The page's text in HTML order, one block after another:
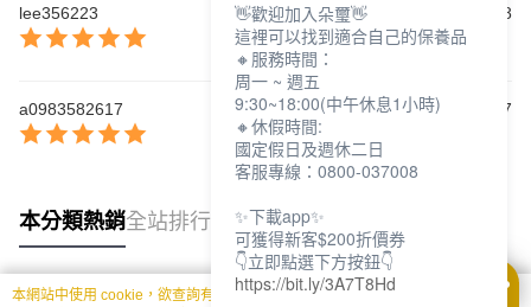
lee356223
2025/01/18
a0983582617 2024/01/17
本分類熱銷全站排行
本網站中使用 cookie，欲查詢有關本網站使用 cookie 方式之詳情，及若您不希
👋歡迎加入朵璽👋
這裡可以找到適合自己的保養品
🔸服務時間：
周一 ~ 週五
9:30~18:00(中午休息1小時)
🔸休假時間:
國定假日及週休二日
客服專線：0800-037008
✨下載app✨
可獲得新客$200折價券
👇立即點選下方按鈕👇
https://bit.ly/3A7T8Hd